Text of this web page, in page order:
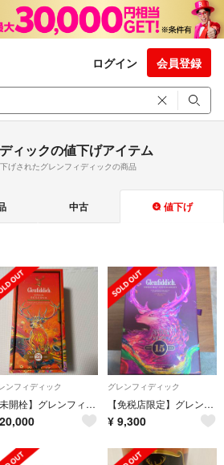
ログイン 会員登録
ィックの値下げアイテム
げされたグレンフィディックの商品
中古 値下げ
ンフィディック
【未開栓】グレンフィディック 21年 グランレゼルヴァ 免税店限定 箱付
20,000
グレンフィディック
【免税店限定】グレンフィディック 15年 VAT 03 ギフトセット
¥ 9,300